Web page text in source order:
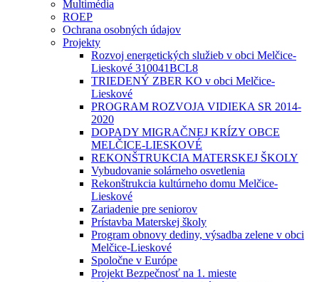
Multimédia
ROEP
Ochrana osobných údajov
Projekty
Rozvoj energetických služieb v obci Melčice-
Lieskové 310041BCL8
TRIEDENÝ ZBER KO v obci Melčice-
Lieskové
PROGRAM ROZVOJA VIDIEKA SR 2014-
2020
DOPADY MIGRAČNEJ KRÍZY OBCE
MELČICE-LIESKOVÉ
REKONŠTRUKCIA MATERSKEJ ŠKOLY
Vybudovanie solárneho osvetlenia
Rekonštrukcia kultúrneho domu Melčice-
Lieskové
Zariadenie pre seniorov
Prístavba Materskej školy
Program obnovy dediny, výsadba zelene v obci
Melčice-Lieskové
Spoločne v Európe
Projekt Bezpečnosť na 1. mieste